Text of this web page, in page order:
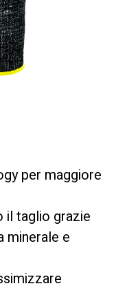
per maggiore
il taglio grazie
minerale e